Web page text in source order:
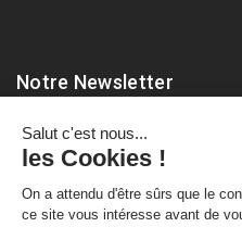
Notre Newsletter
Abonnez-vous à notre
des nouveautés et remises